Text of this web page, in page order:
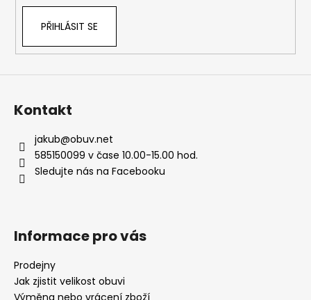
PŘIHLÁSIT SE
Kontakt
jakub@obuv.net
585150099 v čase 10.00-15.00 hod.
Sledujte nás na Facebooku
Informace pro vás
Prodejny
Jak zjistit velikost obuvi